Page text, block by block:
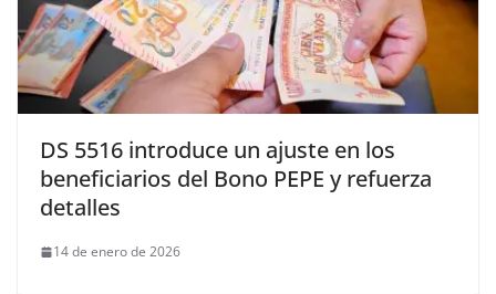
DS 5516 introduce un ajuste en los
beneficiarios del Bono PEPE y refuerza
detalles
14 de enero de 2026